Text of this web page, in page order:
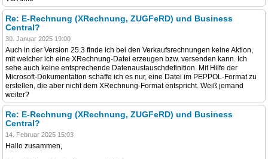
Re: E-Rechnung (XRechnung, ZUGFeRD) und Business
Central?
30. Januar 2025 19:00
Auch in der Version 25.3 finde ich bei den Verkaufsrechnungen keine Aktion,
mit welcher ich eine XRechnung-Datei erzeugen bzw. versenden kann. Ich
sehe auch keine entsprechende Datenaustauschdefinition. Mit Hilfe der
Microsoft-Dokumentation schaffe ich es nur, eine Datei im PEPPOL-Format zu
erstellen, die aber nicht dem XRechnung-Format entspricht. Weiß jemand
weiter?
Re: E-Rechnung (XRechnung, ZUGFeRD) und Business
Central?
14. Februar 2025 15:03
Hallo zusammen,